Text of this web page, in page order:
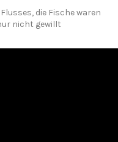
die Fische waren
nicht gewillt